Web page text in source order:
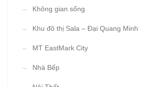
Không gian sống
Khu đô thị Sala – Đại Quang Minh
MT EastMark City
Nhà Bếp